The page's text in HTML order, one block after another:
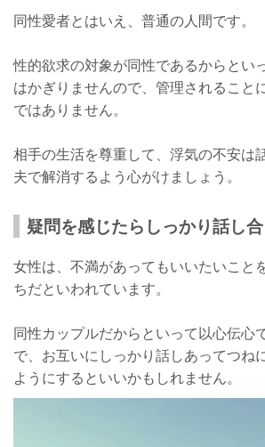
同性愛者とはいえ、普通の人間です。
性的欲求の対象が同性であるからとい
はかぎりませんので、管理されること
ではありません。
相手の生活を尊重して、浮気の不安は
夫で解消するよう心がけましょう。
疑問を感じたらしっかり話し合
女性は、不満があってもいいたいこと
ちだといわれています。
同性カップルだからといって以心伝心
で、お互いにしっかり話しあってつね
ようにするといいかもしれません。